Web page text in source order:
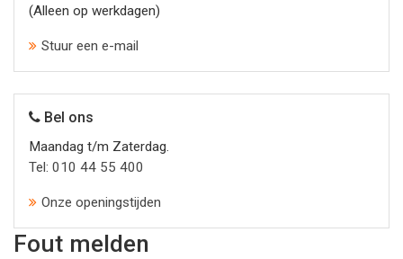
(Alleen op werkdagen)
Stuur een e-mail
Bel ons
Maandag t/m Zaterdag.
Tel: 010 44 55 400
Onze openingstijden
Fout melden